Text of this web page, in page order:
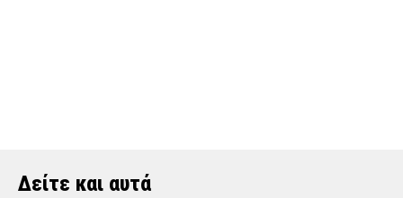
Δείτε και αυτά